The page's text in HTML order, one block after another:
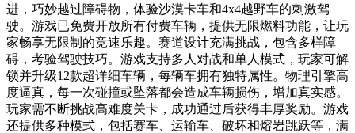
进，巧妙越过障碍物，体验沙漠卡车和4x4越野车的刺激驾
驶。游戏已免费开放所有付费车辆，提供无限燃料功能，让玩
家畅享无限制的竞速乐趣。赛道设计充满挑战，包含多样障
碍，考验驾驶技巧。游戏支持多人对战和单人模式，玩家可解
锁并升级12款超详细车辆，每辆车拥有独特属性。物理引擎高
度逼真，每一次碰撞或坠落都会造成车辆损伤，增加真实感。
玩家需不断挑战高难度关卡，成功通过后获得丰厚奖励。游戏
还提供多种模式，包括赛车、运输车、破坏和熔岩跳跃等，满